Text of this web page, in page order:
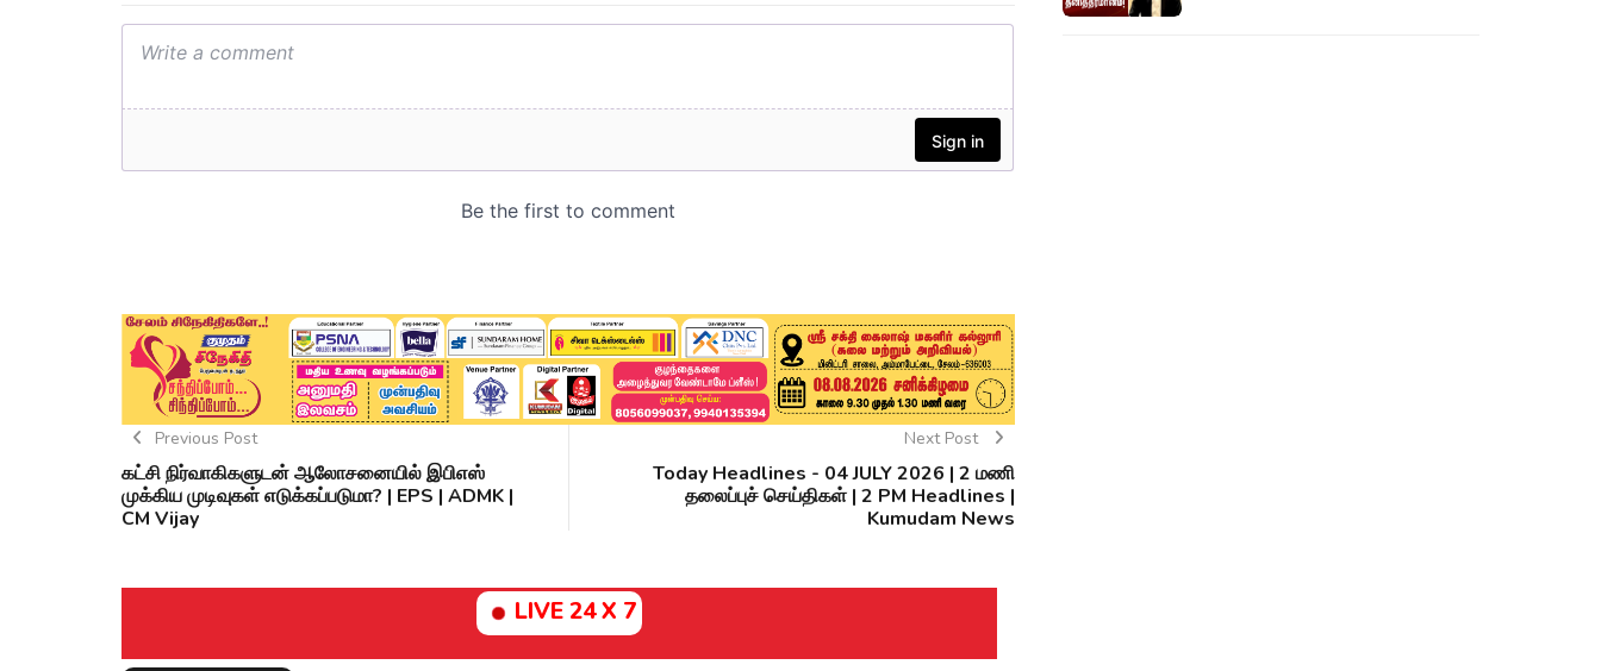
Previous Post
கட்சி நிர்வாகிகளுடன் ஆலோசனையில் இபிஎஸ்
முக்கிய முடிவுகள் எடுக்கப்படுமா? | EPS | ADMK |
CM Vijay
Next Post
Today Headlines - 04 JULY 2026 | 2 மணி
தலைப்புச் செய்திகள் | 2 PM Headlines |
Kumudam News
LIVE 24 X 7